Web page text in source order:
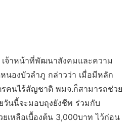
จ้าหน้าที่พัฒนาสังคมและความ
นองบัวลำภู กล่าวว่า เมื่อมีหลัก
คนไร้สัญชาติ พมจ.ก็สามารถช่วย
วันนี้จะมอบถุงยังชีพ ร่วมกับ
เหลือเบื้องต้น 3,000บาท ไว้ก่อน